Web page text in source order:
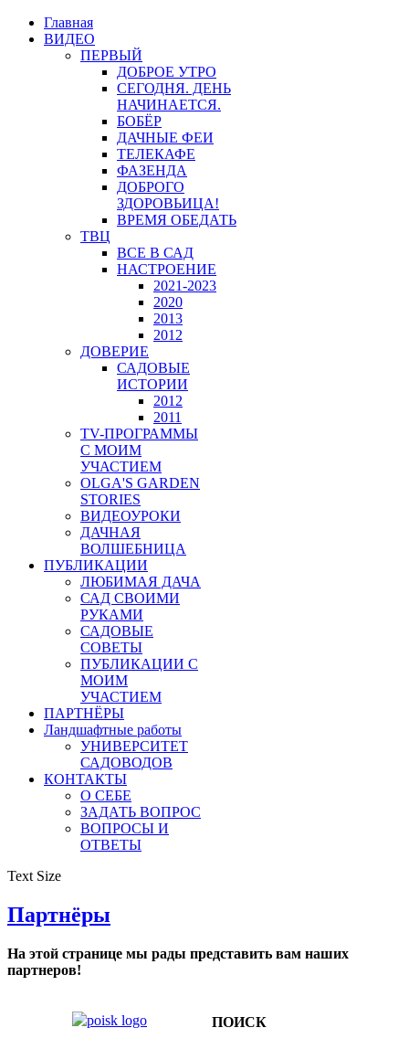
Главная
ВИДЕО
ПЕРВЫЙ
ДОБРОЕ УТРО
СЕГОДНЯ. ДЕНЬ
НАЧИНАЕТСЯ.
БОБЁР
ДАЧНЫЕ ФЕИ
ТЕЛЕКАФЕ
ФАЗЕНДА
ДОБРОГО
ЗДОРОВЬИЦА!
ВРЕМЯ ОБЕДАТЬ
ТВЦ
ВСЕ В САД
НАСТРОЕНИЕ
2021-2023
2020
2013
2012
ДОВЕРИЕ
САДОВЫЕ
ИСТОРИИ
2012
2011
TV-ПРОГРАММЫ
С МОИМ
УЧАСТИЕМ
OLGA'S GARDEN
STORIES
ВИДЕОУРОКИ
ДАЧНАЯ
ВОЛШЕБНИЦА
ПУБЛИКАЦИИ
ЛЮБИМАЯ ДАЧА
САД СВОИМИ
РУКАМИ
САДОВЫЕ
СОВЕТЫ
ПУБЛИКАЦИИ С
МОИМ
УЧАСТИЕМ
ПАРТНЁРЫ
Ландшафтные работы
УНИВЕРСИТЕТ
САДОВОДОВ
КОНТАКТЫ
О СЕБЕ
ЗАДАТЬ ВОПРОС
ВОПРОСЫ И
ОТВЕТЫ
Text Size
Партнёры
На этой странице мы рады представить вам наших
партнеров!
ПОИСК